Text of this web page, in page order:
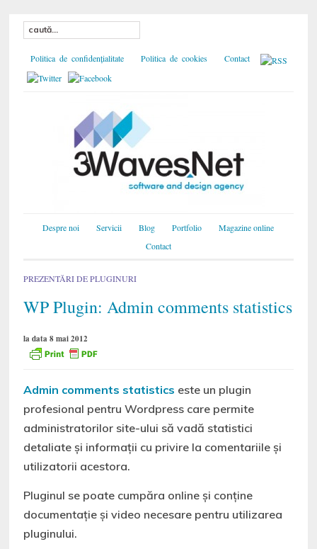
Politica de confidențialitate Politica de cookies Contact
Despre noi Servicii Blog Portfolio
Magazine online
Contact
PREZENTĂRI DE PLUGINURI
WP Plugin: Admin comments statistics
la data 8 mai 2012
Admin comments statistics este un plugin
profesional pentru Wordpress care permite
administratorilor site-ului să vadă statistici
detaliate şi informaţii cu privire la comentariile şi
utilizatorii acestora.
Pluginul se poate cumpăra online și conține
documentație și video necesare pentru utilizarea
pluginului.